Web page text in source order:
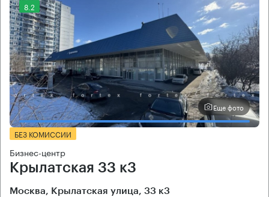
8.2
Еще фото
БЕЗ КОМИССИИ
Бизнес-центр
Крылатская 33 к3
Москва, Крылатская улица, 33 к3